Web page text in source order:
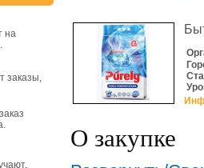
О закупке
на
заказы,